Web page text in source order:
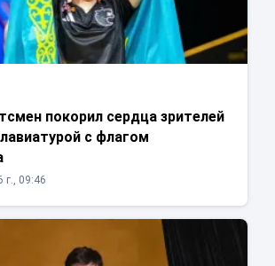
покорил сердца зрителей
с флагом
г., 09:46